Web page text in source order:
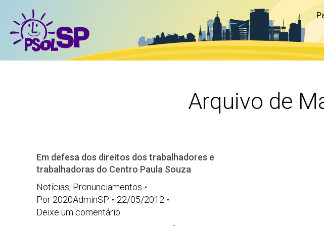
Arquivo de
Em defesa dos direitos dos trabalhadores e
trabalhadoras do Centro Paula Souza
Notícias, Pronunciamentos
Por 2020AdminSP
22/05/2012
Deixe um comentário